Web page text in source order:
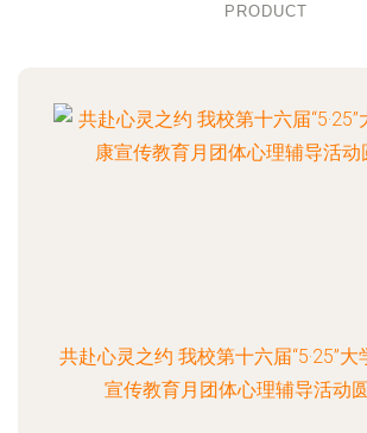
PRODUCT
共赴心灵之约 我校第十六届“5·25”
宣传教育月团体心理辅导活动